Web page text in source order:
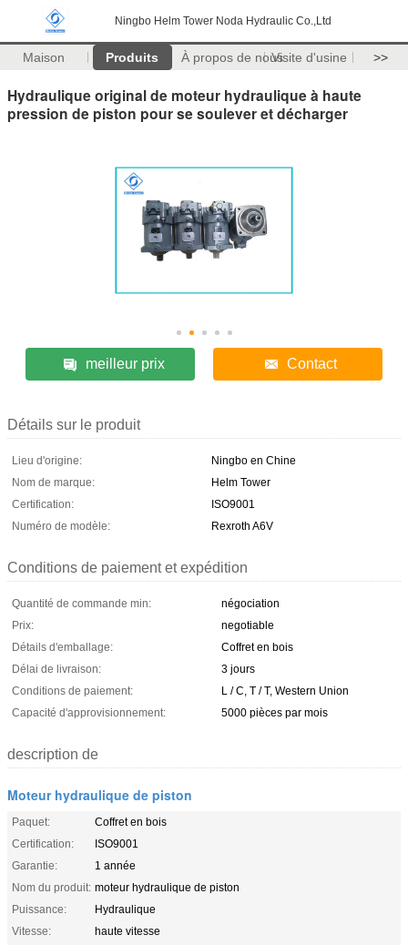
Ningbo Helm Tower Noda Hydraulic Co.,Ltd
Maison Produits À propos de nousVisite d'usine >>
Hydraulique original de moteur hydraulique à haute
pression de piston pour se soulever et décharger
meilleur prix Contact
Détails sur le produit
Lieu d'origine:
Ningbo en Chine
Nom de marque:
Helm Tower
Certification:
ISO9001
Numéro de modèle:
Rexroth A6V
Conditions de paiement et expédition
Quantité de commande min:
négociation
Prix:
negotiable
Détails d'emballage:
Coffret en bois
Délai de livraison:
3 jours
Conditions de paiement:
L / C, T / T, Western Union
Capacité d'approvisionnement:
5000 pièces par mois
description de
Moteur hydraulique de piston
Paquet:
Coffret en bois
Certification:
ISO9001
Garantie:
1 année
Nom du produit: moteur hydraulique de piston
Puissance:
Hydraulique
Vitesse:
haute vitesse